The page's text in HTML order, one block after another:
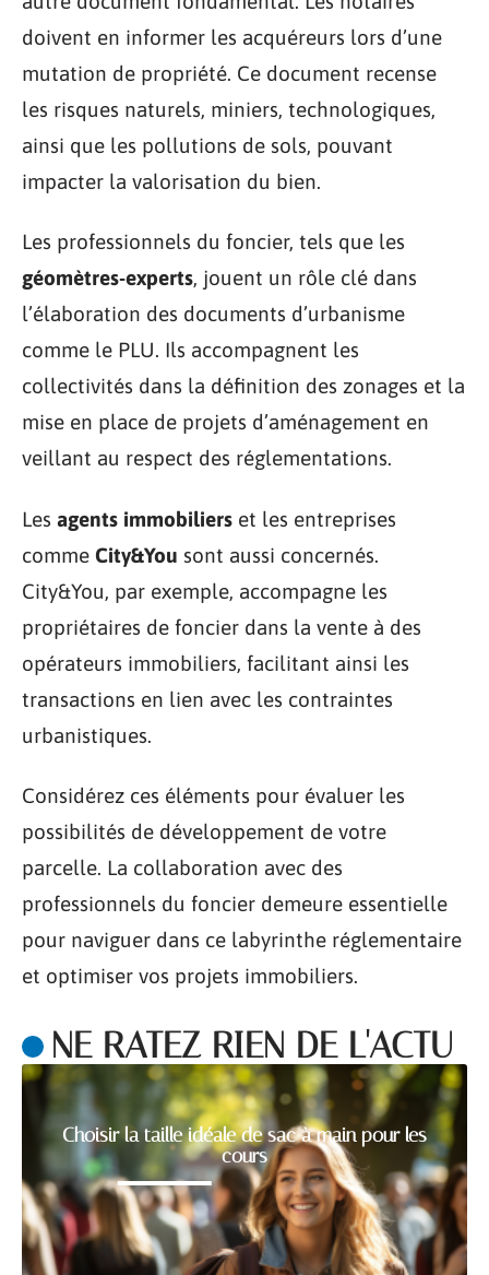
doivent en informer les acquéreurs lors d’une
mutation de propriété. Ce document recense
les risques naturels, miniers, technologiques,
ainsi que les pollutions de sols, pouvant
impacter la valorisation du bien.
Les professionnels du foncier, tels que les
géomètres-experts, jouent un rôle clé dans
l’élaboration des documents d’urbanisme
comme le PLU. Ils accompagnent les
collectivités dans la définition des zonages et la
mise en place de projets d’aménagement en
veillant au respect des réglementations.
Les agents immobiliers et les entreprises
comme City&You sont aussi concernés.
City&You, par exemple, accompagne les
propriétaires de foncier dans la vente à des
opérateurs immobiliers, facilitant ainsi les
transactions en lien avec les contraintes
urbanistiques.
Considérez ces éléments pour évaluer les
possibilités de développement de votre
parcelle. La collaboration avec des
professionnels du foncier demeure essentielle
pour naviguer dans ce labyrinthe réglementaire
et optimiser vos projets immobiliers.
NE RATEZ RIEN DE L'ACTU
Choisir la taille idéale de sac à main pour les
cours